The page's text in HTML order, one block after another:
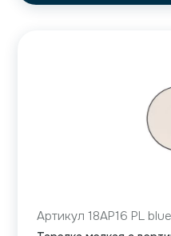
Артикул 18AP16 PL blue